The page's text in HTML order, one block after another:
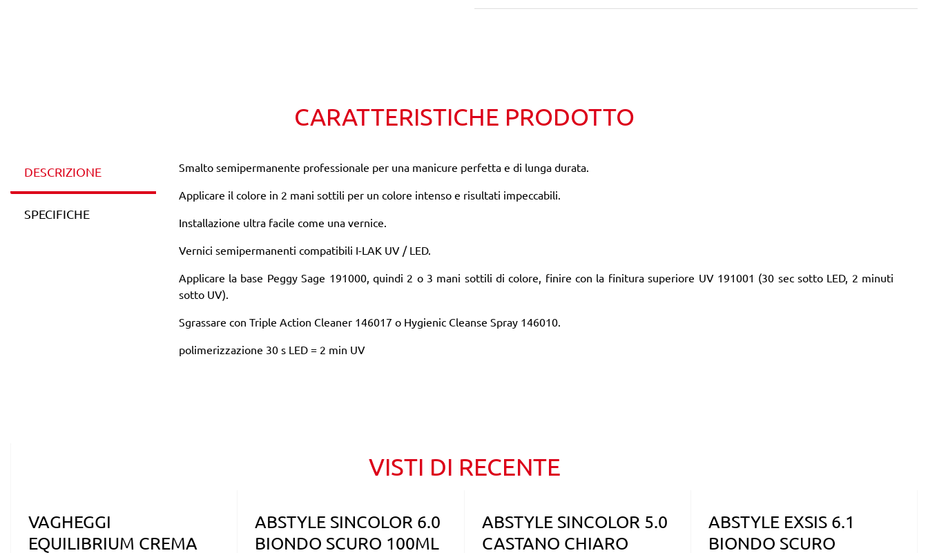
CARATTERISTICHE PRODOTTO
DESCRIZIONE
SPECIFICHE
Smalto semipermanente professionale per una manicure perfetta e di lunga durata.
Applicare il colore in 2 mani sottili per un colore intenso e risultati impeccabili.
Installazione ultra facile come una vernice.
Vernici semipermanenti compatibili I-LAK UV / LED.
Applicare la base Peggy Sage 191000, quindi 2 o 3 mani sottili di colore, finire con la finitura superiore UV 191001 (30 sec sotto LED, 2 minuti
sotto UV).
Sgrassare con Triple Action Cleaner 146017 o Hygienic Cleanse Spray 146010.
polimerizzazione 30 s LED = 2 min UV
VISTI DI RECENTE
VAGHEGGI
EQUILIBRIUM CREMA
ABSTYLE SINCOLOR 6.0
BIONDO SCURO 100ML
ABSTYLE SINCOLOR 5.0
CASTANO CHIARO
ABSTYLE EXSIS 6.1
BIONDO SCURO